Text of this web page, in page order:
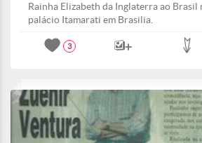
Rainha Elizabeth da Inglaterra ao Brasil
palácio Itamarati em Brasilia.
3